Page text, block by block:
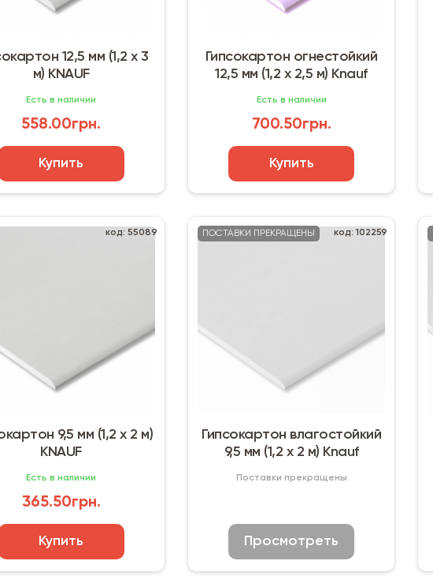
12,5 мм (1,2 х 3
м) KNAUF
Есть в наличии
558.00грн.
Купить
Гипсокартон огнестойкий
12,5 мм (1,2 х 2,5 м) Knauf
Есть в наличии
700.50грн.
Купить
код: 55089
9,5 мм (1,2 х 2 м)
KNAUF
Есть в наличии
365.50грн.
Купить
ПОСТАВКИ ПРЕКРАЩЕНЫ код: 102259
Гипсокартон влагостойкий
9,5 мм (1,2 х 2 м) Knauf
Поставки прекращены
Просмотреть